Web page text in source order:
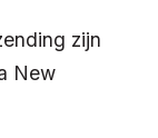
zijn
New